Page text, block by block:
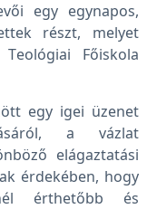
egy egynapos,
részt, melyet
Főiskola
egy igei üzenet
a vázlat
elágaztatási
érdekében, hogy
érthetőbb és